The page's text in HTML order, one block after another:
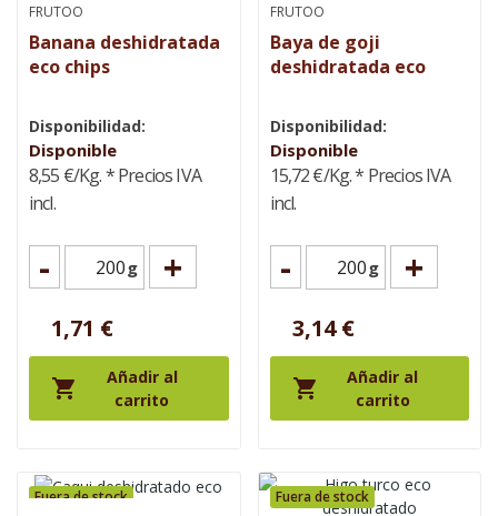
FRUTOO
Banana deshidratada
eco chips
Disponibilidad:
Disponible
8,55 €/Kg.* Precios IVA
incl.
- +
g
1,71 €

Añadir al
carrito
FRUTOO
Baya de goji
deshidratada eco
Disponibilidad:
Disponible
15,72 €/Kg.* Precios IVA
incl.
- +
g
3,14 €

Añadir al
carrito
Fuera de stock
Fuera de stock